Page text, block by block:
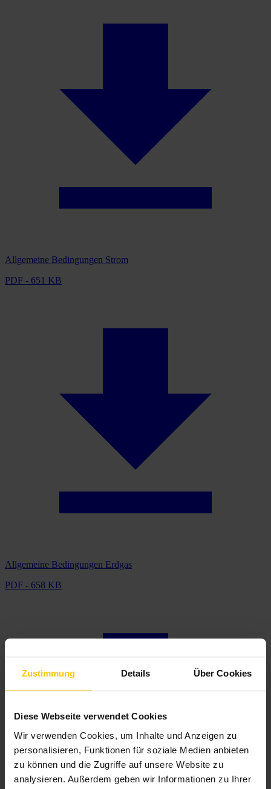
Zustimmung Details Über Cookies
Diese Webseite verwendet Cookies
Wir verwenden Cookies, um Inhalte und Anzeigen zu
personalisieren, Funktionen für soziale Medien anbieten
zu können und die Zugriffe auf unsere Website zu
analysieren. Außerdem geben wir Informationen zu Ihrer
Allgemeine Bedingungen Strom
PDF - 651 KB
Allgemeine Bedingungen Erdgas
PDF - 658 KB